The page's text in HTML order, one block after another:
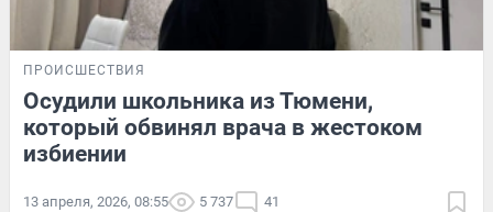
ПРОИСШЕСТВИЯ
Осудили школьника из Тюмени,
который обвинял врача в жестоком
избиении
13 апреля, 2026, 08:55 5 737 41